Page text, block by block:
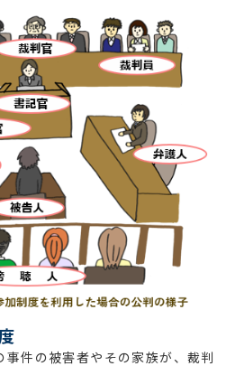
件の被害者やその家族が、裁判